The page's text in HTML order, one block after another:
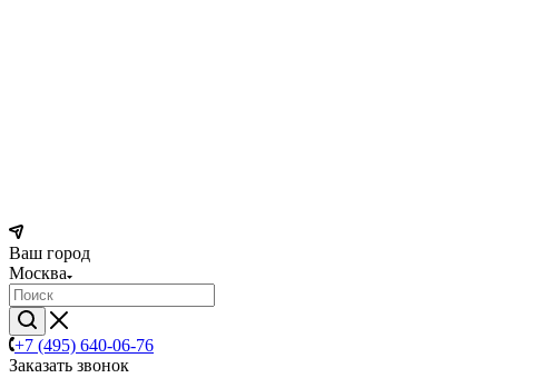
Ваш город
Москва
+7 (495) 640-06-76
Заказать звонок